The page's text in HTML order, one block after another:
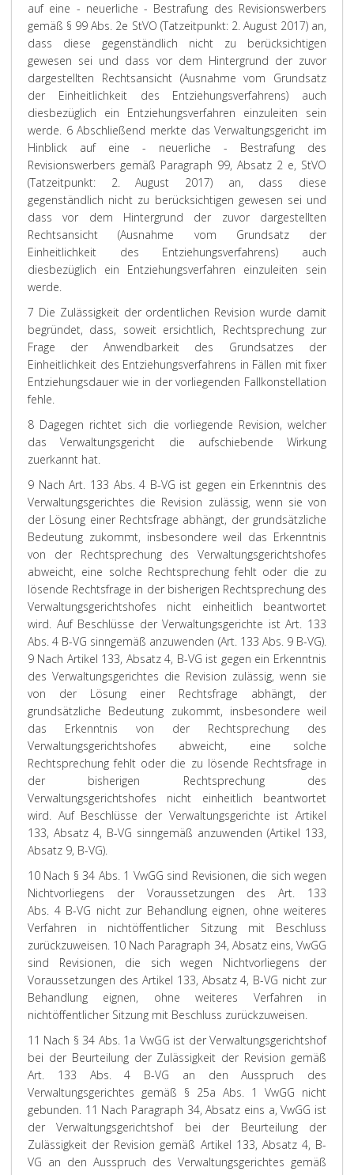
auf eine - neuerliche - Bestrafung des Revisionswerbers
gemäß § 99 Abs. 2e StVO (Tatzeitpunkt: 2. August 2017) an,
dass diese gegenständlich nicht zu berücksichtigen
gewesen sei und dass vor dem Hintergrund der zuvor
dargestellten Rechtsansicht (Ausnahme vom Grundsatz
der Einheitlichkeit des Entziehungsverfahrens) auch
diesbezüglich ein Entziehungsverfahren einzuleiten sein
werde. 6 Abschließend merkte das Verwaltungsgericht im
Hinblick auf eine - neuerliche - Bestrafung des
Revisionswerbers gemäß Paragraph 99, Absatz 2 e, StVO
(Tatzeitpunkt: 2. August 2017) an, dass diese
gegenständlich nicht zu berücksichtigen gewesen sei und
dass vor dem Hintergrund der zuvor dargestellten
Rechtsansicht (Ausnahme vom Grundsatz der
Einheitlichkeit des Entziehungsverfahrens) auch
diesbezüglich ein Entziehungsverfahren einzuleiten sein
werde.
7 Die Zulässigkeit der ordentlichen Revision wurde damit
begründet, dass, soweit ersichtlich, Rechtsprechung zur
Frage der Anwendbarkeit des Grundsatzes der
Einheitlichkeit des Entziehungsverfahrens in Fällen mit fixer
Entziehungsdauer wie in der vorliegenden Fallkonstellation
fehle.
8 Dagegen richtet sich die vorliegende Revision, welcher
das Verwaltungsgericht die aufschiebende Wirkung
zuerkannt hat.
9 Nach Art. 133 Abs. 4 B-VG ist gegen ein Erkenntnis des
Verwaltungsgerichtes die Revision zulässig, wenn sie von
der Lösung einer Rechtsfrage abhängt, der grundsätzliche
Bedeutung zukommt, insbesondere weil das Erkenntnis
von der Rechtsprechung des Verwaltungsgerichtshofes
abweicht, eine solche Rechtsprechung fehlt oder die zu
lösende Rechtsfrage in der bisherigen Rechtsprechung des
Verwaltungsgerichtshofes nicht einheitlich beantwortet
wird. Auf Beschlüsse der Verwaltungsgerichte ist Art. 133
Abs. 4 B-VG sinngemäß anzuwenden (Art. 133 Abs. 9 B-VG).
9 Nach Artikel 133, Absatz 4, B-VG ist gegen ein Erkenntnis
des Verwaltungsgerichtes die Revision zulässig, wenn sie
von der Lösung einer Rechtsfrage abhängt, der
grundsätzliche Bedeutung zukommt, insbesondere weil
das Erkenntnis von der Rechtsprechung des
Verwaltungsgerichtshofes abweicht, eine solche
Rechtsprechung fehlt oder die zu lösende Rechtsfrage in
der bisherigen Rechtsprechung des
Verwaltungsgerichtshofes nicht einheitlich beantwortet
wird. Auf Beschlüsse der Verwaltungsgerichte ist Artikel
133, Absatz 4, B-VG sinngemäß anzuwenden (Artikel 133,
Absatz 9, B-VG).
10 Nach § 34 Abs. 1 VwGG sind Revisionen, die sich wegen
Nichtvorliegens der Voraussetzungen des Art. 133
Abs. 4 B-VG nicht zur Behandlung eignen, ohne weiteres
Verfahren in nichtöffentlicher Sitzung mit Beschluss
zurückzuweisen. 10 Nach Paragraph 34, Absatz eins, VwGG
sind Revisionen, die sich wegen Nichtvorliegens der
Voraussetzungen des Artikel 133, Absatz 4, B-VG nicht zur
Behandlung eignen, ohne weiteres Verfahren in
nichtöffentlicher Sitzung mit Beschluss zurückzuweisen.
11 Nach § 34 Abs. 1a VwGG ist der Verwaltungsgerichtshof
bei der Beurteilung der Zulässigkeit der Revision gemäß
Art. 133 Abs. 4 B-VG an den Ausspruch des
Verwaltungsgerichtes gemäß § 25a Abs. 1 VwGG nicht
gebunden. 11 Nach Paragraph 34, Absatz eins a, VwGG ist
der Verwaltungsgerichtshof bei der Beurteilung der
Zulässigkeit der Revision gemäß Artikel 133, Absatz 4, B-
VG an den Ausspruch des Verwaltungsgerichtes gemäß